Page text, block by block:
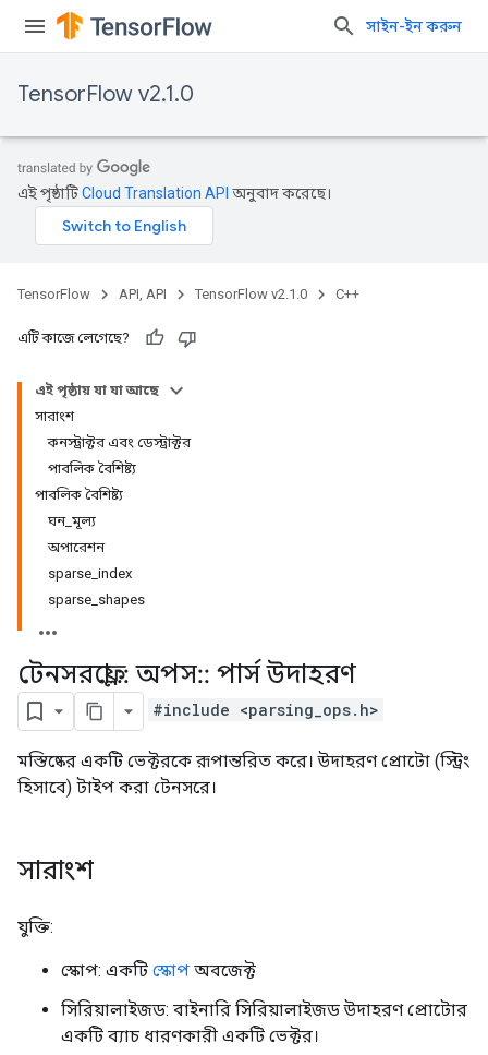
সাইন-ইন করুন
TensorFlow v2.1.0
এই পৃষ্ঠাটিCloud Translation API অনুবাদ করেছে।
TensorFlow API, API TensorFlow v2.1.0 C++
এটি কাজে লেগেছে?
এই পৃষ্ঠায় যা যা আছে
সারাংশ
কনস্ট্রাক্টর এবং ডেস্ট্রাক্টর
পাবলিক বৈশিষ্ট্য
পাবলিক বৈশিষ্ট্য
ঘন_মূল্য
অপারেশন
sparse_index
sparse_shapes
টেনসরফ্লো:: অপস:: পার্স উদাহরণ
#include <parsing_ops.h>
মস্তিষ্কের একটি ভেক্টরকে রূপান্তরিত করে। উদাহরণ প্রোটো (স্ট্রিং
হিসাবে) টাইপ করা টেনসরে।
সারাংশ
যুক্তি:
স্কোপ: একটি স্কোপ অবজেক্ট
সিরিয়ালাইজড: বাইনারি সিরিয়ালাইজড উদাহরণ প্রোটোর
একটি ব্যাচ ধারণকারী একটি ভেক্টর।